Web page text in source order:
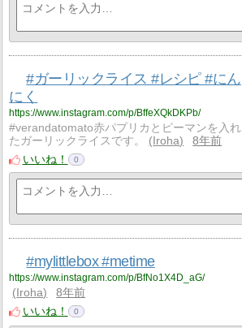
#ガーリックライス #レシピ #にん
にく
https://www.instagram.com/p/BffeXQkDKPb/
#verandatomato赤パプリカとピーマンを入れ
たガーリックライスです。
Iroha
8年前
いいね！
0
#mylittlebox #metime
https://www.instagram.com/p/BfNo1X4D_aG/
Iroha
8年前
いいね！
0